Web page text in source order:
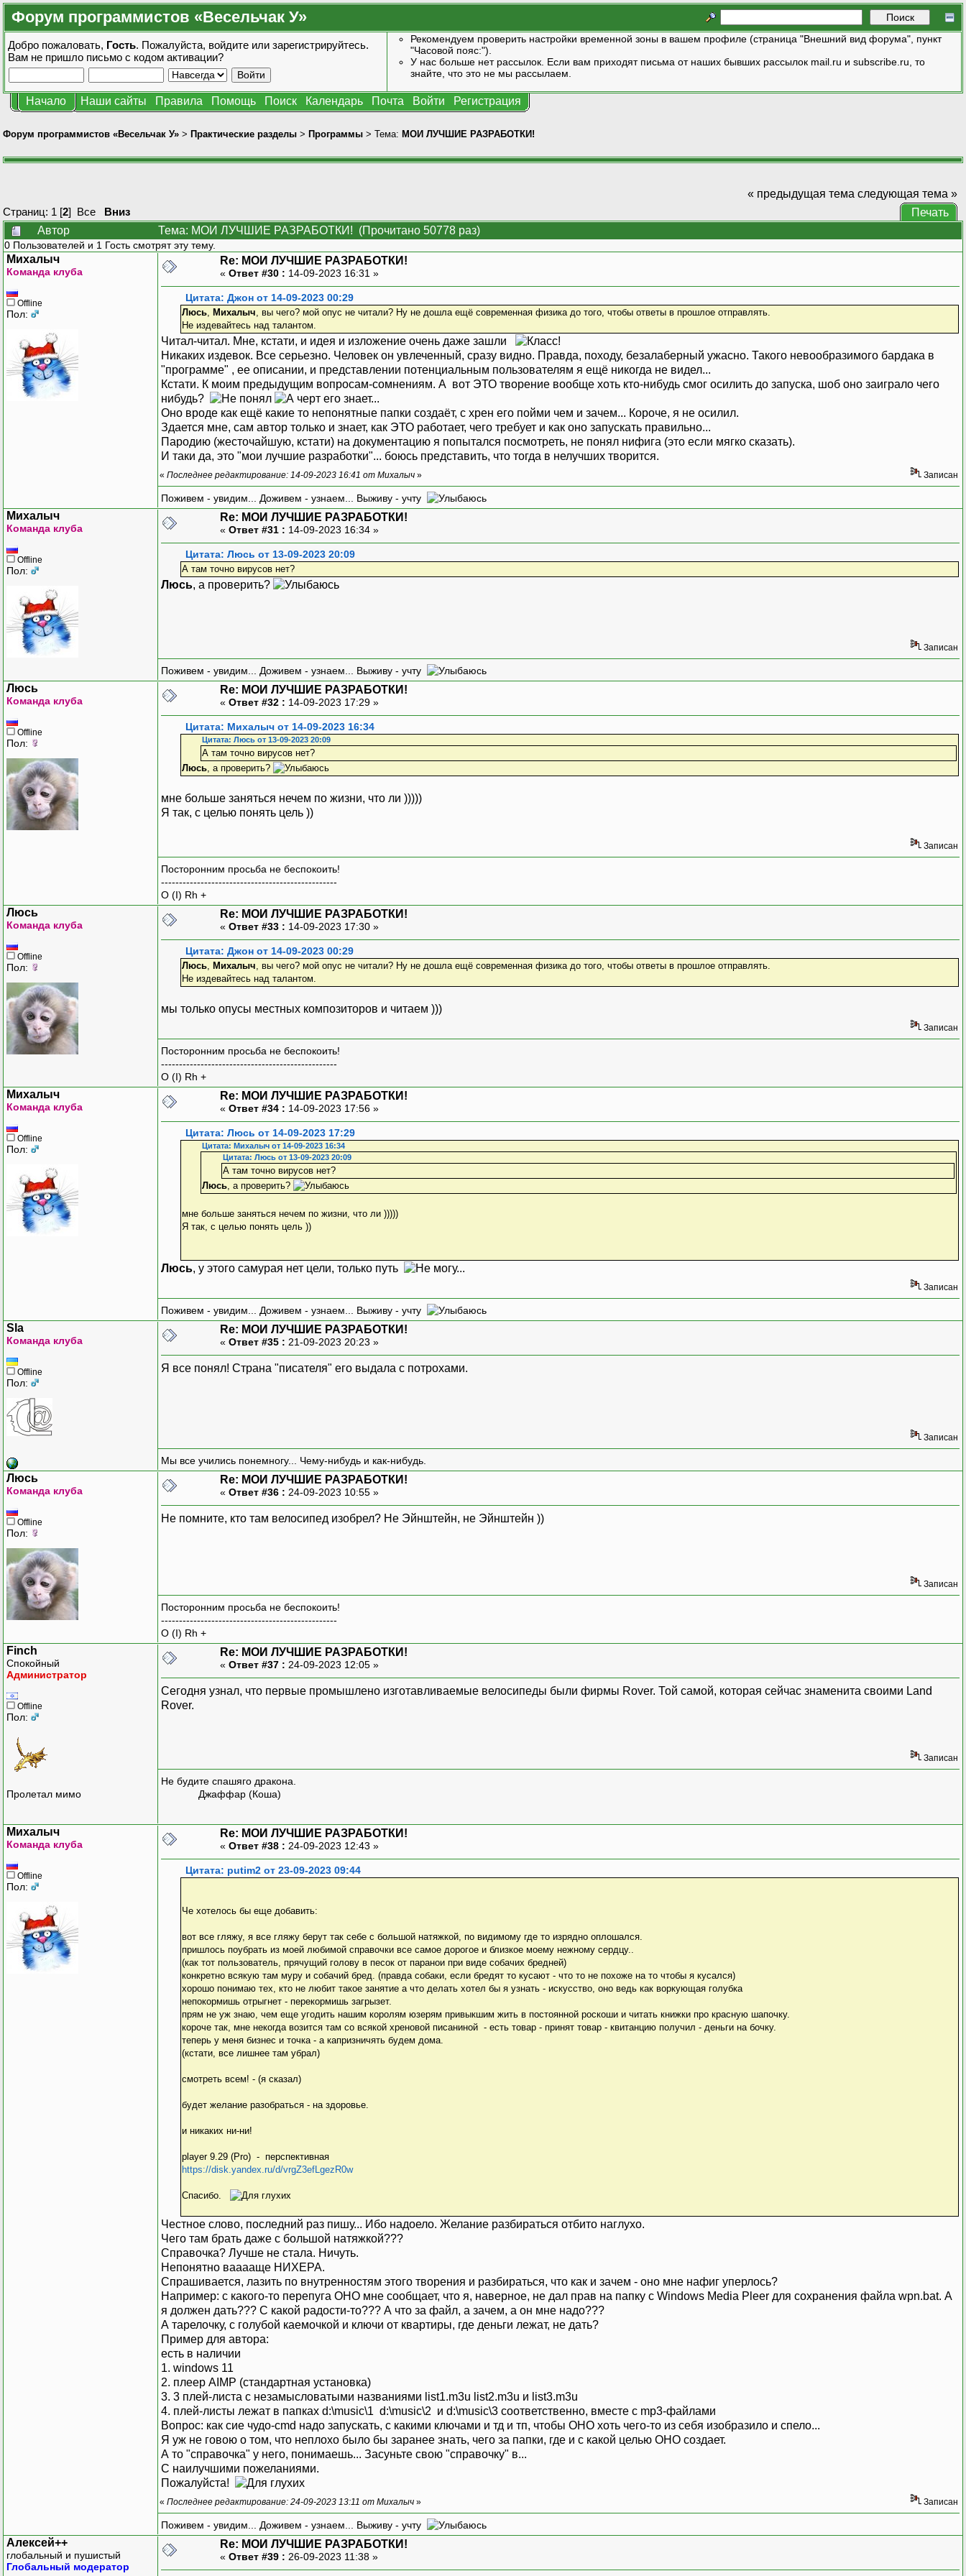
Форум программистов «Весельчак У»
Добро пожаловать, Гость. Пожалуйста, войдите или зарегистрируйтесь.
Вам не пришло письмо с кодом активации?
Рекомендуем проверить настройки временной зоны в вашем профиле (страница "Внешний вид форума", пункт
"Часовой пояс:").
У нас больше нет рассылок. Если вам приходят письма от наших бывших рассылок mail.ru и subscribe.ru, то
знайте, что это не мы рассылаем.
Начало Наши сайты Правила Помощь Поиск Календарь Почта Войти Регистрация
Форум программистов «Весельчак У» > Практические разделы > Программы > Тема: МОИ ЛУЧШИЕ РАЗРАБОТКИ!
Страниц: 1 [2] Все Вниз
« предыдущая тема следующая тема »
Печать
Автор
Тема: МОИ ЛУЧШИЕ РАЗРАБОТКИ! (Прочитано 50778 раз)
0 Пользователей и 1 Гость смотрят эту тему.
Михалыч
Команда клуба
Offline
Пол:
Re: МОИ ЛУЧШИЕ РАЗРАБОТКИ!
« Ответ #30 : 14-09-2023 16:31 »
Цитата: Джон от 14-09-2023 00:29
Люсь, Михалыч , вы чего? мой опус не читали? Ну не дошла ещё современная физика до того, чтобы ответы в прошлое отправлять.
Не издевайтесь над талантом.
Читал-читал. Мне, кстати, и идея и изложение очень даже зашли
Никаких издевок. Все серьезно. Человек он увлеченный, сразу видно. Правда, походу, безалаберный ужасно. Такого невообразимого бардака в
"программе" , ее описании, и представлении потенциальным пользователям я ещё никогда не видел...
Кстати. К моим предыдущим вопросам-сомнениям. А вот ЭТО творение вообще хоть кто-нибудь смог осилить до запуска, шоб оно заиграло чего
нибудь?
Оно вроде как ещё какие то непонятные папки создаёт, с хрен его пойми чем и зачем... Короче, я не осилил.
Здается мне, сам автор только и знает, как ЭТО работает, чего требует и как оно запускать правильно...
Пародию (жесточайшую, кстати) на документацию я попытался посмотреть, не понял нифига (это если мягко сказать).
И таки да, это "мои лучшие разработки"... боюсь представить, что тогда в нелучших творится.
« Последнее редактирование: 14-09-2023 16:41 от Михалыч » Записан
Поживем - увидим... Доживем - узнаем... Выживу - учту
Михалыч
Команда клуба
Offline
Пол:
Re: МОИ ЛУЧШИЕ РАЗРАБОТКИ!
« Ответ #31 : 14-09-2023 16:34 »
Цитата: Люсь от 13-09-2023 20:09
А там точно вирусов нет?
Люсь, а проверить?
Записан
Поживем - увидим... Доживем - узнаем... Выживу - учту
Люсь
Команда клуба
Offline
Пол:
Re: МОИ ЛУЧШИЕ РАЗРАБОТКИ!
« Ответ #32 : 14-09-2023 17:29 »
Цитата: Михалыч от 14-09-2023 16:34
Цитата: Люсь от 13-09-2023 20:09
А там точно вирусов нет?
Люсь, а проверить?
мне больше заняться нечем по жизни, что ли )))))
Я так, с целью понять цель ))
Записан
Посторонним просьба не беспокоить!
-------------------------------------------------
O (I) Rh +
Люсь
Команда клуба
Offline
Пол:
Re: МОИ ЛУЧШИЕ РАЗРАБОТКИ!
« Ответ #33 : 14-09-2023 17:30 »
Цитата: Джон от 14-09-2023 00:29
Люсь, Михалыч , вы чего? мой опус не читали? Ну не дошла ещё современная физика до того, чтобы ответы в прошлое отправлять.
Не издевайтесь над талантом.
мы только опусы местных композиторов и читаем )))
Записан
Посторонним просьба не беспокоить!
-------------------------------------------------
O (I) Rh +
Михалыч
Команда клуба
Offline
Пол:
Re: МОИ ЛУЧШИЕ РАЗРАБОТКИ!
« Ответ #34 : 14-09-2023 17:56 »
Цитата: Люсь от 14-09-2023 17:29
Цитата: Михалыч от 14-09-2023 16:34
Цитата: Люсь от 13-09-2023 20:09
А там точно вирусов нет?
Люсь , а проверить?
мне больше заняться нечем по жизни, что ли )))))
Я так, с целью понять цель ))
Люсь, у этого самурая нет цели, только путь
Записан
Поживем - увидим... Доживем - узнаем... Выживу - учту
Sla
Команда клуба
Offline
Пол:
Re: МОИ ЛУЧШИЕ РАЗРАБОТКИ!
« Ответ #35 : 21-09-2023 20:23 »
Я все понял! Страна "писателя" его выдала с потрохами.
Записан
Мы все учились понемногу... Чему-нибудь и как-нибудь.
Люсь
Команда клуба
Offline
Пол:
Re: МОИ ЛУЧШИЕ РАЗРАБОТКИ!
« Ответ #36 : 24-09-2023 10:55 »
Не помните, кто там велосипед изобрел? Не Эйнштейн, не Эйнштейн ))
Записан
Посторонним просьба не беспокоить!
-------------------------------------------------
O (I) Rh +
Finch
Спокойный
Администратор
Offline
Пол:
Пролетал мимо
Re: МОИ ЛУЧШИЕ РАЗРАБОТКИ!
« Ответ #37 : 24-09-2023 12:05 »
Сегодня узнал, что первые промышлено изготавливаемые велосипеды были фирмы Rover. Той самой, которая сейчас знаменита своими Land
Rover.
Записан
Не будите спашяго дракона.
Джаффар (Коша)
Михалыч
Команда клуба
Offline
Пол:
Re: МОИ ЛУЧШИЕ РАЗРАБОТКИ!
« Ответ #38 : 24-09-2023 12:43 »
Цитата: putim2 от 23-09-2023 09:44
Че хотелось бы еще добавить:
вот все гляжу, я все гляжу берут так себе с большой натяжкой, по видимому где то изрядно оплошался.
пришлось поубрать из моей любимой справочки все самое дорогое и близкое моему нежному сердцу..
(как тот пользователь, прячущий голову в песок от паранои при виде собачих бредней)
конкретно всякую там муру и собачий бред. (правда собаки, если бредят то кусают - что то не похоже на то чтобы я кусался)
хорошо понимаю тех, кто не любит такое занятие а что делать хотел бы я узнать - искусство, оно ведь как воркующая голубка
непокормишь отрыгнет - перекормишь загрызет.
прям не уж знаю, чем еще угодить нашим королям юзерям привыкшим жить в постоянной роскоши и читать книжки про красную шапочку.
короче так, мне некогда возится там со всякой хреновой писаниной - есть товар - принят товар - квитанцию получил - деньги на бочку.
теперь у меня бизнес и точка - а капризничять будем дома.
(кстати, все лишнее там убрал)
смотреть всем! - (я сказал)
будет желание разобраться - на здоровье.
и никаких ни-ни!
player 9.29 (Pro) - перспективная
https://disk.yandex.ru/d/vrgZ3efLgezR0w
Спасибо.
Честное слово, последний раз пишу... Ибо надоело. Желание разбираться отбито наглухо.
Чего там брать даже с большой натяжкой???
Справочка? Лучше не стала. Ничуть.
Непонятно вааааще НИХЕРА.
Спрашивается, лазить по внутренностям этого творения и разбираться, что как и зачем - оно мне нафиг уперлось?
Например: с какого-то перепуга ОНО мне сообщает, что я, наверное, не дал прав на папку с Windows Media Pleer для сохранения файла wpn.bat. А
я должен дать??? С какой радости-то??? А что за файл, а зачем, а он мне надо???
А тарелочку, с голубой каемочкой и ключи от квартиры, где деньги лежат, не дать?
Пример для автора:
есть в наличии
1. windows 11
2. плеер AIMP (стандартная установка)
3. 3 плей-листа с незамысловатыми названиями list1.m3u list2.m3u и list3.m3u
4. плей-листы лежат в папках d:\music\1 d:\music\2 и d:\music\3 соответственно, вместе с mp3-файлами
Вопрос: как сие чудо-cmd надо запускать, с какими ключами и тд и тп, чтобы ОНО хоть чего-то из себя изобразило и спело...
Я уж не говою о том, что неплохо было бы заранее знать, чего за папки, где и с какой целью ОНО создает.
А то "справочка" у него, понимаешь... Засуньте свою "справочку" в...
С наилучшими пожеланиями.
Пожалуйста!
« Последнее редактирование: 24-09-2023 13:11 от Михалыч » Записан
Поживем - увидим... Доживем - узнаем... Выживу - учту
Алексей++
глобальный и пушистый
Глобальный модератор
Re: МОИ ЛУЧШИЕ РАЗРАБОТКИ!
« Ответ #39 : 26-09-2023 11:38 »